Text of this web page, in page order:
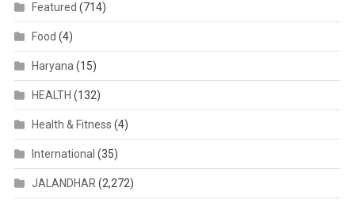
Featured (714)
Food (4)
Haryana(15)
HEALTH (132)
Health & Fitness (4)
International (35)
JALANDHAR(2,272)